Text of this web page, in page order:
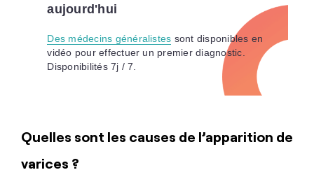
aujourd'hui
Des médecins généralistes sont disponibles en
vidéo pour effectuer un premier diagnostic.
Disponibilités 7j / 7.
Quelles sont les causes de l’apparition de
varices ?